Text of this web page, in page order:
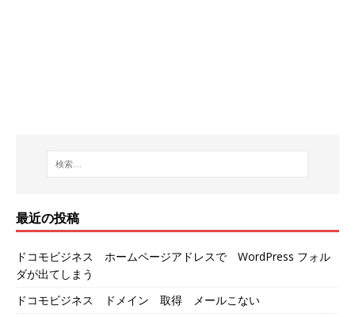
最近の投稿
ドコモビジネス ホームページアドレスで WordPress フォル
ダが出てしまう
ドコモビジネス ドメイン 取得 メールこない